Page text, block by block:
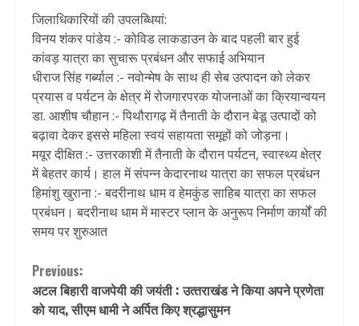
जिलाधिकारियों की उपलब्धियां:
विनय शंकर पांडेय :- कोविड लाकडाउन के बाद पहली बार हुई
कांवड़ यात्रा का सुचारू प्रबंधन और सफाई अभियान
धीराज सिंह गर्ब्याल :- नवोन्मेष के साथ ही सेब उत्पादन को लेकर
प्रयास व पर्यटन के क्षेत्र में रोजगारपरक योजनाओं का क्रियान्वयन
डा. आशीष चौहान :- पिथौरागढ़ में तैनाती के दौरान बेडू उत्पादों को
बढ़ावा देकर इससे महिला स्वयं सहायता समूहों को जोड़ना।
मयूर दीक्षित :- उत्तरकाशी में तैनाती के दौरान पर्यटन, स्वास्थ्य क्षेत्र
में बेहतर कार्य। हाल में संपन्न केदारनाथ यात्रा का सफल प्रबंधन
हिमांशु खुराना :- बदरीनाथ धाम व हेमकुंड साहिब यात्रा का सफल
प्रबंधन। बदरीनाथ धाम में मास्टर प्लान के अनुरूप निर्माण कार्यों की
समय पर शुरुआत
Continue
Reading
Previous:
अटल बिहारी वाजपेयी की जयंती : उत्‍तराखंड ने किया अपने प्रणेता
को याद, सीएम धामी ने अर्पित किए श्रद्धासुमन